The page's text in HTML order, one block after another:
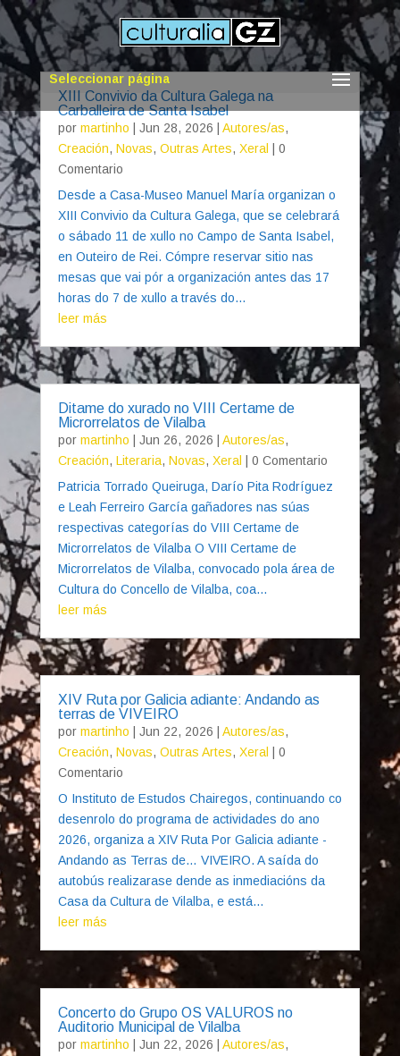
Seleccionar página
XIII Convivio da Cultura Galega na
Carballeira de Santa Isabel
por martinho Jun 28, 2026 Autores/as,
Creación, Novas, Outras Artes, Xeral
| 0
Comentario
Desde a Casa-Museo Manuel María organizan o
XIII Convivio da Cultura Galega, que se celebrará
o sábado 11 de xullo no Campo de Santa Isabel,
en Outeiro de Rei. Cómpre reservar sitio nas
mesas que vai pór a organización antes das 17
horas do 7 de xullo a través do...
leer más
Ditame do xurado no VIII Certame de
Microrrelatos de Vilalba
por martinho Jun 26, 2026 Autores/as,
Creación, Literaria, Novas, Xeral
| 0 Comentario
Patricia Torrado Queiruga, Darío Pita Rodríguez
e Leah Ferreiro García gañadores nas súas
respectivas categorías do VIII Certame de
Microrrelatos de Vilalba O VIII Certame de
Microrrelatos de Vilalba, convocado pola área de
Cultura do Concello de Vilalba, coa...
leer más
XIV Ruta por Galicia adiante: Andando as
terras de VIVEIRO
por martinho Jun 22, 2026 Autores/as,
Creación, Novas, Outras Artes, Xeral
| 0
Comentario
O Instituto de Estudos Chairegos, continuando co
desenrolo do programa de actividades do ano
2026, organiza a XIV Ruta Por Galicia adiante -
Andando as Terras de… VIVEIRO. A saída do
autobús realizarase dende as inmediacións da
Casa da Cultura de Vilalba, e está...
leer más
Concerto do Grupo OS VALUROS no
Auditorio Municipal de Vilalba
por martinho Jun 22, 2026 Autores/as,